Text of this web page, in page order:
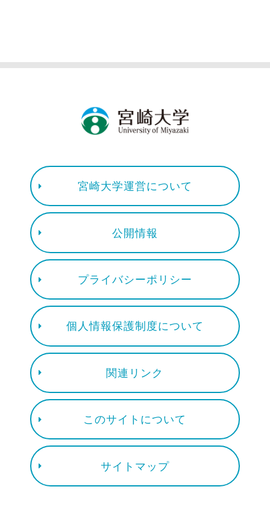
宮崎大学運営について
公開情報
プライバシーポリシー
個人情報保護制度について
関連リンク
このサイトについて
サイトマップ